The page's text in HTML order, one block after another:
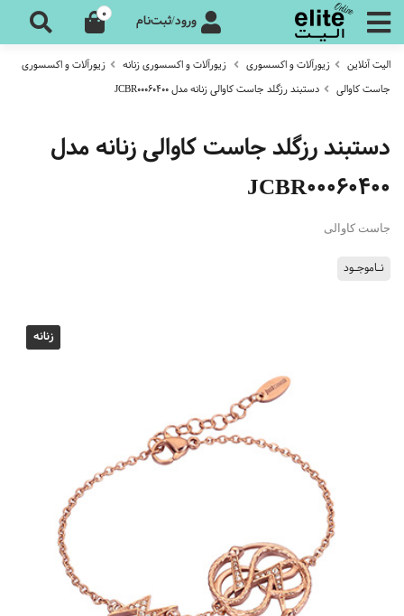
ورود/ثبت‌نام 0
الیت آنلاین زیورآلات و اکسسوری زیورآلات و اکسسوری زنانه
زیورآلات و اکسسوری
جاست کاوالی
دستبند رزگلد جاست کاوالی زنانه مدل JCBR00060400
دستبند رزگلد جاست کاوالی زنانه مدل
JCBR00060400
جاست کاوالی
نـاموجـود
زنانه